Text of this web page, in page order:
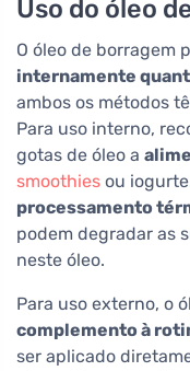
Uso do óleo
O óleo de borragem
internamente
ambos os métodos
Para uso interno,
gotas de óleo a
smoothies ou
processamento
podem degradar as
neste óleo.
Para uso externo, o
complemento à
ser aplicado